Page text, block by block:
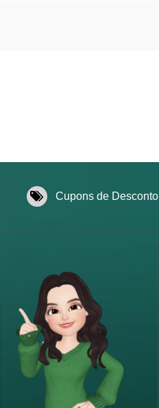
Cupons de Desconto